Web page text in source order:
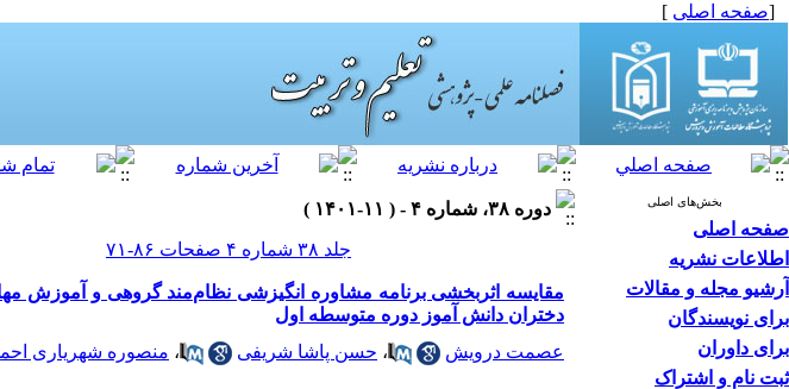
[صفحه اصلی ]
بخش‌های اصلی
صفحه اصلی
اطلاعات نشریه
آرشیو مجله و مقالات
برای نویسندگان
برای داوران
ثبت نام و اشتراک
دوره ۳۸، شماره ۴ - ( ۱۱-۱۴۰۱ )
جلد ۳۸ شماره ۴ صفحات ۸۶-۷۱
مقایسه اثربخشی برنامه مشاوره انگیزشی نظام‌مند گروهی و آموزش
دختران دانش آموز دوره متوسطه اول
عصمت درویش
، حسن پاشا شریفی ، منصوره شهریاری